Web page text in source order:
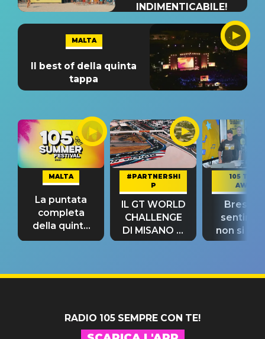
INDIMENTICABILE!
MALTA
Il best of della quinta
tappa
MALTA
La puntata
completa
della quinta
tappa
#PARTNERSHI
P
IL GT WORLD
CHALLENGE
DI MISANO si
riconferma
105 TAKE
AWAY
Bresh:
non si
fino alla
RADIO 105 SEMPRE CON TE!